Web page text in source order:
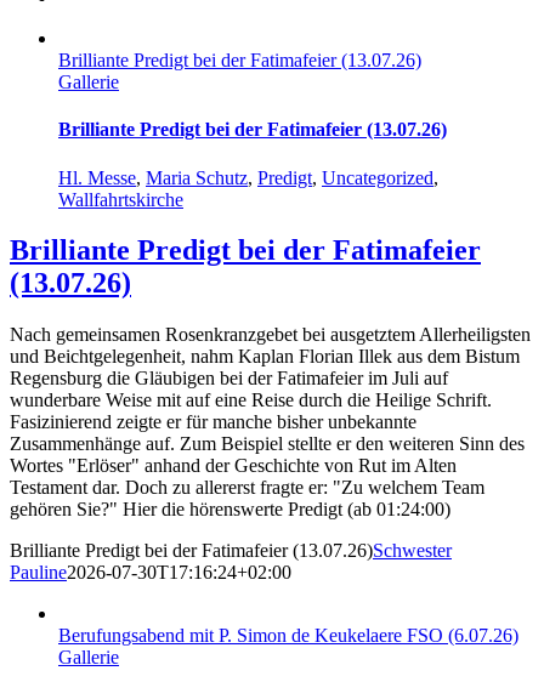
Brilliante Predigt bei der Fatimafeier (13.07.26)
Gallerie
Brilliante Predigt bei der Fatimafeier (13.07.26)
Hl. Messe, Maria Schutz, Predigt, Uncategorized,
Wallfahrtskirche
Brilliante Predigt bei der Fatimafeier
(13.07.26)
Nach gemeinsamen Rosenkranzgebet bei ausgetztem Allerheiligsten
und Beichtgelegenheit, nahm Kaplan Florian Illek aus dem Bistum
Regensburg die Gläubigen bei der Fatimafeier im Juli auf
wunderbare Weise mit auf eine Reise durch die Heilige Schrift.
Fasizinierend zeigte er für manche bisher unbekannte
Zusammenhänge auf. Zum Beispiel stellte er den weiteren Sinn des
Wortes "Erlöser" anhand der Geschichte von Rut im Alten
Testament dar. Doch zu allererst fragte er: "Zu welchem Team
gehören Sie?" Hier die hörenswerte Predigt (ab 01:24:00)
Brilliante Predigt bei der Fatimafeier (13.07.26)Schwester
Pauline2026-07-30T17:16:24+02:00
Berufungsabend mit P. Simon de Keukelaere FSO (6.07.26)
Gallerie